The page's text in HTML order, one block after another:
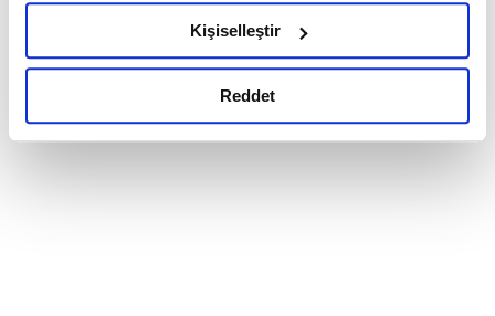
okumak ve sitemizi ziyaretiniz kapsamında
gerçekleştirilen veri işleme faaliyetleri ile ilgili daha
detaylı bilgi almak için lütfentıklayınız.
Kişiselleştir
Reddet